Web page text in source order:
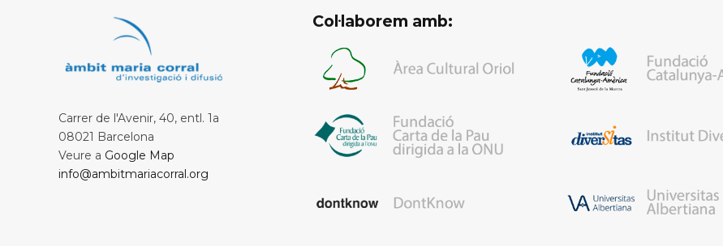
Carrer de l'Avenir, 40, entl. 1a
08021 Barcelona
Veure a Google Map
info@ambitmariacorral.org
Col·laborem amb: